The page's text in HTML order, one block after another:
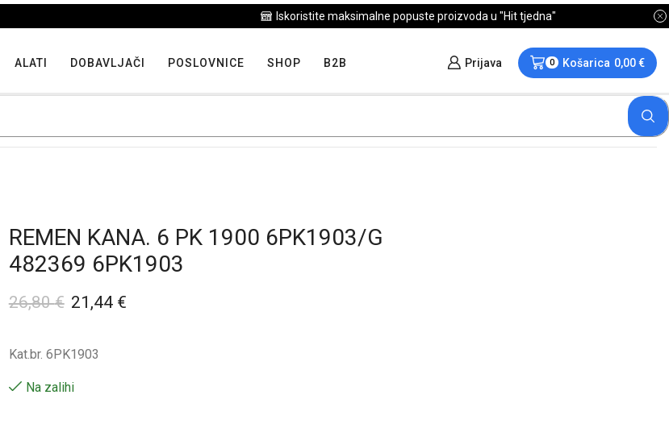
Iskoristite maksimalne popuste proizvoda u "Hit tjedna"
ALATI DOBAVLJAČI POSLOVNICE SHOP B2B Prijava 0 Košarica 0,00€
REMEN KANA. 6 PK 1900 6PK1903/G
482369 6PK1903
26,80€ 21,44 €
Kat.br. 6PK1903
Na zalihi